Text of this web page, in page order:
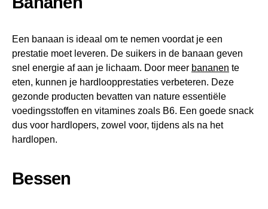
Een banaan is ideaal om te nemen voordat je een
prestatie moet leveren. De suikers in de banaan geven
snel energie af aan je lichaam. Door meer bananen te
eten, kunnen je hardloopprestaties verbeteren. Deze
gezonde producten bevatten van nature essentiële
voedingsstoffen en vitamines zoals B6. Een goede snack
dus voor hardlopers, zowel voor, tijdens als na het
hardlopen.
Bessen